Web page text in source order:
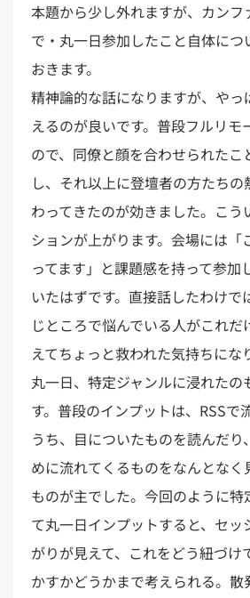
本題から少し外れますが、カンフ
で・丸一日参加したこと自体につ
おきます。
精神論的な話になりますが、やっ
えるのが良いです。普段フルリモ
ので、同僚と顔を合わせられたこ
し、それ以上に登壇者の方たち
わってきたのが効きました。こう
ションが上がります。会場には「
ってます」と課題感を持って参加
いたはずです。直接話したわけで
じところで悩んでいる人がこれだ
えてちょっと救われた気持ちにな
丸一日、特定ジャンルに浸れたの
す。普段のインプットは、RSSで
うち、目についたものを読んだ
めに流れてくるものをなんとなく
ものが主でした。今回のように特
て丸一日インプットすると、セッ
がりが見えて、これをどう紐づけ
かすかどうかまで考えられる。散